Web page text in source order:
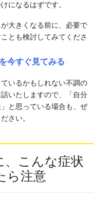
になるはずです。
大きくなる前に、必要で
とも検討してみてくださ
今すぐ見てみる
いるかもしれない不調の
いたしますので、「自分
と思っている場合も、ぜ
さい。
、こんな症状
ら注意